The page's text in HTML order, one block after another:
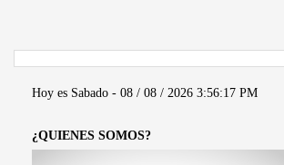
Hoy es Sabado - 08 / 08 / 2026 3:56:17 PM
¿QUIENES SOMOS?